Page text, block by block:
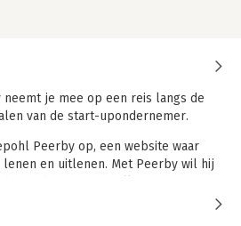
je mee op een reis langs de
van de start-upondernemer.
Peerby op, een website waar
en uitlenen. Met Peerby wil hij
en leuker te maken
een groot succes, maar het